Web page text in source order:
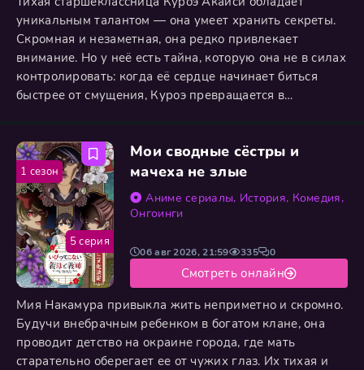
уникальным талантом — она умеет хранить секреты.
Скромная и незаметная, она редко привлекает
внимание. Но у неё есть тайна, которую она не в силах
контролировать: когда её сердце начинает биться
быстрее от смущения, Куроэ превращается в
многоэтажки. Ситуация усложняется, когда Куроэ
влюбляется. Её избранник — Арата Минами,
популярный одноклассник с улыбкой, которая
Мои сводные сёстры и
мачеха не злые
Аниме сериалы, История, Комедия,
Онгоинги
Мия Накамура привыкла жить неприметно и скромно.
Будучи внебрачным ребенком в богатом клане, она
проводит детство на окраине города, где мать
старательно оберегает ее от чужих глаз. Их тихая и
06 авг 2026, 21:59 335 0
Смотреть онлайн
5 серия
1 сезон